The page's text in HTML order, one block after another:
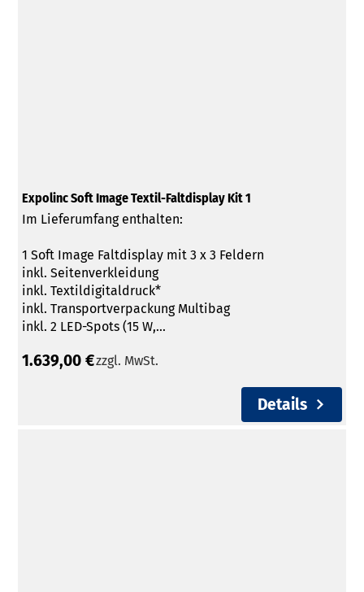
Expolinc Soft Image Textil-Faltdisplay Kit 1
Im Lieferumfang enthalten:
1 Soft Image Faltdisplay mit 3 x 3 Feldern
inkl. Seitenverkleidung
inkl. Textildigitaldruck*
inkl. Transportverpackung Multibag
inkl. 2 LED-Spots (15 W,...
1.639,00 €zzgl. MwSt.
Details